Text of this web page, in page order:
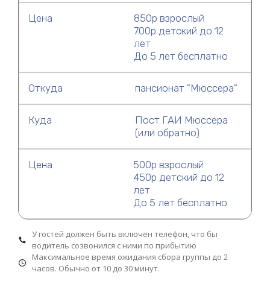
Цена
850р взрослый
700р детский до 12
лет
До 5 лет бесплатно
Откуда пансионат "Мюссера"
Куда
Пост ГАИ Мюссера
(или обратно)
Цена
500р взрослый
450р детский до 12
лет
До 5 лет бесплатно
У гостей должен быть включен телефон, что бы
водитель созвонился с ними по прибытию
Максимальное время ожидания сбора группы до 2
часов. Обычно от 10 до 30 минут.